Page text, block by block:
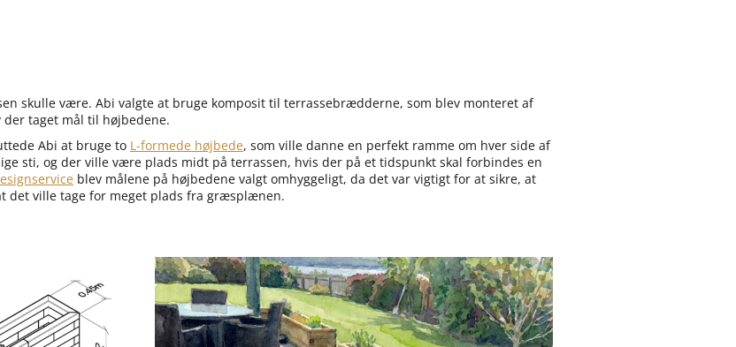
skulle være. Abi valgte at bruge komposit til terrassebrædderne, som blev monteret af
taget mål til højbedene.
Abi at bruge to L-formede højbede, som ville danne en perfekt ramme om hver side af
sti, og der ville være plads midt på terrassen, hvis der på et tidspunkt skal forbindes en
blev målene på højbedene valgt omhyggeligt, da det var vigtigt for at sikre, at
det ville tage for meget plads fra græsplænen.